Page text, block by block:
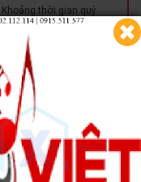
Khoảng thời gian quý
thiện